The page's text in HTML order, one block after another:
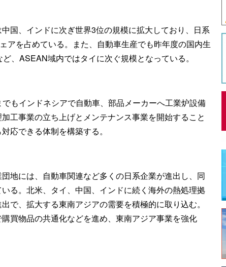
国、インドに次ぎ世界3位の規模に拡大しており、日系
アを占めている。また、自動車生産でも昨年度の国内生
、ASEAN域内ではタイに次ぐ規模となっている。
もインドネシアで自動車、部品メーカーへ工業炉設備
工事業の立ち上げとメンテナンス事業を開始すること
応できる体制を構築する。
地には、自動車関連など多くの日系企業が進出し、同
る。北米、タイ、中国、インドに続く海外の熱処理拠
で、拡大する東南アジアの需要を積極的に取り込む。
買物品の共通化などを進め、東南アジア事業を強化